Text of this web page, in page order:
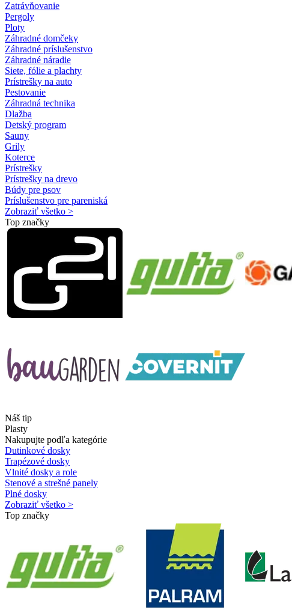
Zatrávňovanie
Pergoly
Ploty
Záhradné domčeky
Záhradné príslušenstvo
Záhradné náradie
Siete, fólie a plachty
Prístrešky na auto
Pestovanie
Záhradná technika
Dlažba
Detský program
Sauny
Grily
Koterce
Prístrešky
Prístrešky na drevo
Búdy pre psov
Príslušenstvo pre pareniská
Zobraziť všetko >
Top značky
Náš tip
Plasty
Nakupujte podľa kategórie
Dutinkové dosky
Trapézové dosky
Vlnité dosky a role
Stenové a strešné panely
Plné dosky
Zobraziť všetko >
Top značky